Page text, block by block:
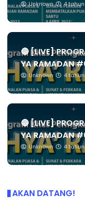
Unknown 4
🔴 [LIVE]
YA RAMADAN
Unknown 4
🔴 [LIVE]
YA RAMADAN
Unknown 4
AKAN DATANG!